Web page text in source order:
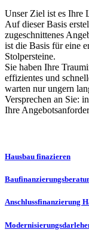
Unser Ziel ist es Ihre
Auf dieser Basis
zugeschnittenes
ist die Basis für eine
Stolpersteine.
Sie haben Ihre
effizientes und
warten nur ungern
Versprechen an Sie:
Ihre
Hausbau finazieren
Anschlussfinanzierung